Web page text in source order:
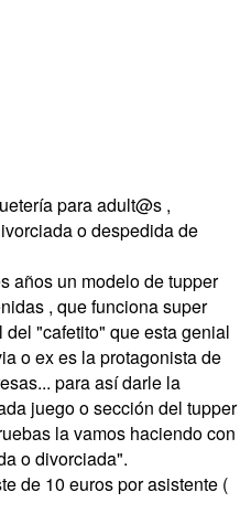
para adult@s ,
o despedida de
años un modelo de tupper
, que funciona super
"cafetito" que esta genial
o ex es la protagonista de
para así darle la
juego o sección del tupper
la vamos haciendo con
o divorciada".
de 10 euros por asistente (